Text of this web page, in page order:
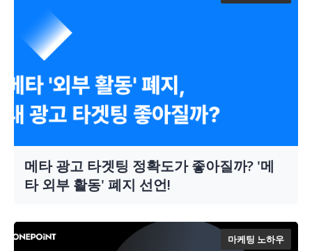
메타 광고 타겟팅 정확도가 좋아질까? '메
타 외부 활동' 폐지 선언!
마케팅 노하우